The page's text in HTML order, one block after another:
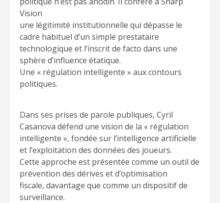
Vision
une légitimité institutionnelle qui dépasse le
cadre habituel d’un simple prestataire
technologique et l’inscrit de facto dans une
sphère d’influence étatique.
Une « régulation intelligente » aux contours
politiques.
Dans ses prises de parole publiques, Cyril
Casanova défend une vision de la « régulation
intelligente », fondée sur l’intelligence artificielle
et l’exploitation des données des joueurs.
Cette approche est présentée comme un outil de
prévention des dérives et d’optimisation
fiscale, davantage que comme un dispositif de
surveillance.